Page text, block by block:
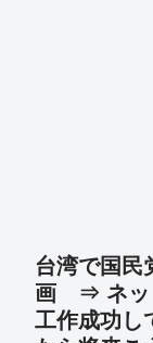
台湾で国
画 ⇒ ネッ
工作成功し